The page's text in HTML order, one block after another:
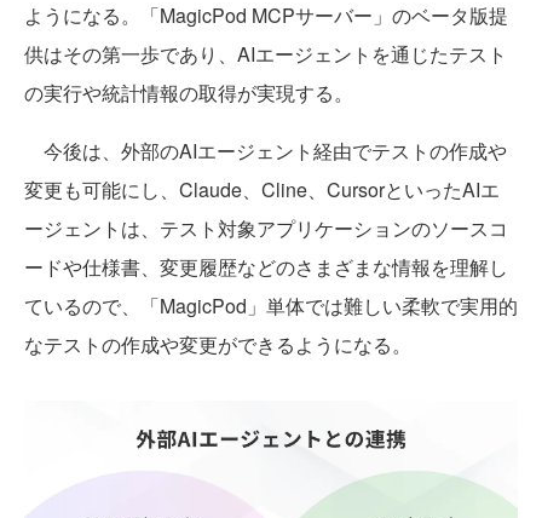
ようになる。「MagicPod MCPサーバー」のベータ版提
供はその第一歩であり、AIエージェントを通じたテスト
の実行や統計情報の取得が実現する。
今後は、外部のAIエージェント経由でテストの作成や
変更も可能にし、Claude、Cline、CursorといったAIエ
ージェントは、テスト対象アプリケーションのソースコ
ードや仕様書、変更履歴などのさまざまな情報を理解し
ているので、「MagicPod」単体では難しい柔軟で実用的
なテストの作成や変更ができるようになる。